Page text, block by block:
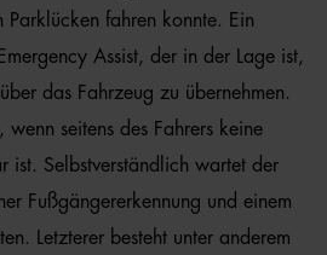
Parklücken fahren konnte. Ein
Assist, der in der Lage ist,
das Fahrzeug zu übernehmen.
wenn seitens des Fahrers keine
ist. Selbstverständlich wartet der
Fußgängererkennung und einem
Letzterer besteht unter anderem